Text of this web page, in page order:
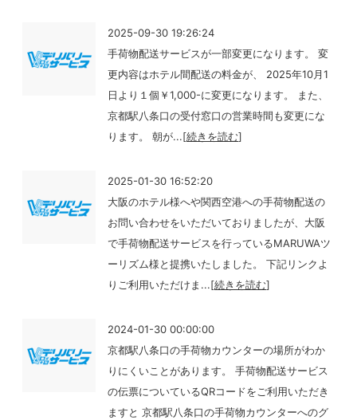
2025-09-30 19:26:24
手荷物配送サービスが一部変更になります。 変
更内容はホテル間配送の料金が、 2025年10月1
日より１個￥1,000-に変更になります。 また、
京都駅八条口の受付窓口の営業時間も変更にな
ります。 朝が...[続きを読む]
2025-01-30 16:52:20
大阪のホテル様へや関西空港への手荷物配送の
お問い合わせをいただいておりましたが、大阪
で手荷物配送サービスを行っているMARUWAツ
ーリズム様と提携いたしました。 下記リンクよ
りご利用いただけま...[続きを読む]
2024-01-30 00:00:00
京都駅八条口の手荷物カウンターの場所がわか
りにくいことがあります。 手荷物配送サービス
の伝票についているQRコードをご利用いただき
ますと 京都駅八条口の手荷物カウンターへのグ